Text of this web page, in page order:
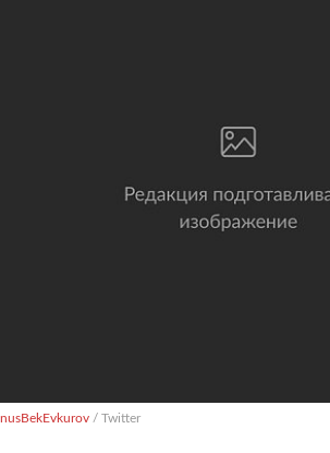
/ Twitter